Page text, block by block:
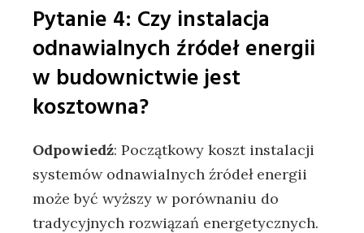
Pytanie 4: Czy ‌instalacja⁣
odnawialnych‌ źródeł energii‍
w ‍budownictwie jest
kosztowna?
Odpowiedź: Początkowy koszt instalacji
‍systemów odnawialnych źródeł energii⁢
może być wyższy w porównaniu do
tradycyjnych rozwiązań energetycznych.